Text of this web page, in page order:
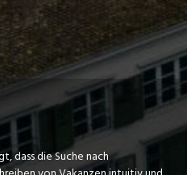
dass die Suche nach